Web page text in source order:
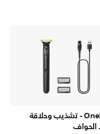
OneBlade - تشذيب وحلاقة
الحواف